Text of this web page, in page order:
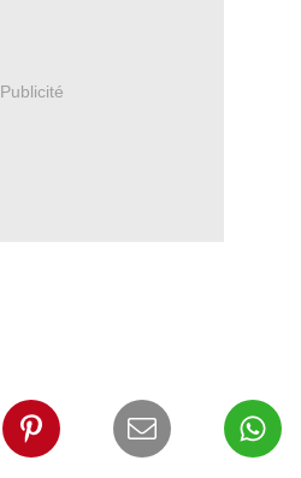
Publicité